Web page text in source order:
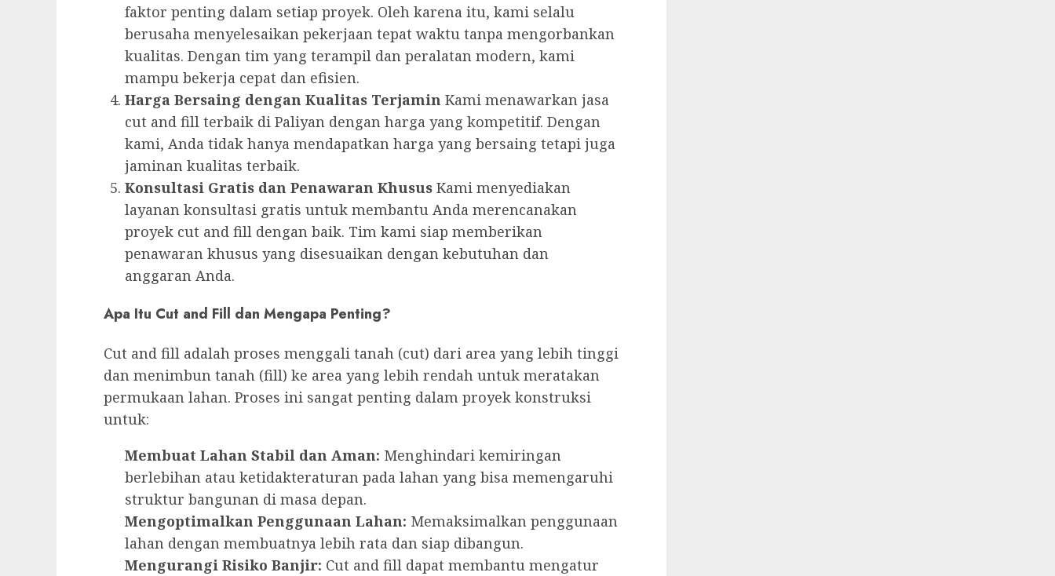
faktor penting dalam setiap proyek. Oleh karena itu, kami selalu
berusaha menyelesaikan pekerjaan tepat waktu tanpa mengorbankan
kualitas. Dengan tim yang terampil dan peralatan modern, kami
mampu bekerja cepat dan efisien.
Harga Bersaing dengan Kualitas Terjamin Kami menawarkan jasa
cut and fill terbaik di Paliyan dengan harga yang kompetitif. Dengan
kami, Anda tidak hanya mendapatkan harga yang bersaing tetapi juga
jaminan kualitas terbaik.
Konsultasi Gratis dan Penawaran Khusus Kami menyediakan
layanan konsultasi gratis untuk membantu Anda merencanakan
proyek cut and fill dengan baik. Tim kami siap memberikan
penawaran khusus yang disesuaikan dengan kebutuhan dan
anggaran Anda.
Apa Itu Cut and Fill dan Mengapa Penting?
Cut and fill adalah proses menggali tanah (cut) dari area yang lebih tinggi
dan menimbun tanah (fill) ke area yang lebih rendah untuk meratakan
permukaan lahan. Proses ini sangat penting dalam proyek konstruksi
untuk:
Membuat Lahan Stabil dan Aman: Menghindari kemiringan
berlebihan atau ketidakteraturan pada lahan yang bisa memengaruhi
struktur bangunan di masa depan.
Mengoptimalkan Penggunaan Lahan: Memaksimalkan penggunaan
lahan dengan membuatnya lebih rata dan siap dibangun.
Mengurangi Risiko Banjir: Cut and fill dapat membantu mengatur